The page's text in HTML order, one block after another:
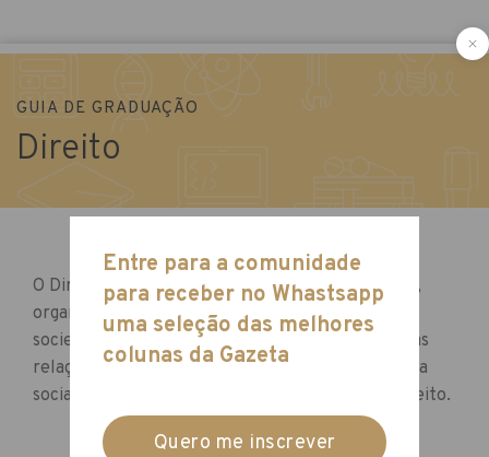
GUIA DE GRADUAÇÃO
Direito
O Direito aplica normas jurídicas vigentes no país,
organizando a relação entre os indivíduos de uma
sociedade. O zelo pela harmonia e correção destas
relações, além do bom funcionamento da máquina
social, é responsabilidade de um bacharel em Direito.